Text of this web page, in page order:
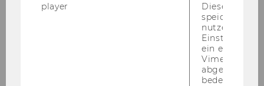
player
Dieses Cookie
speichert
ein
Vimeo-Video
abgespielt
bedeutet,